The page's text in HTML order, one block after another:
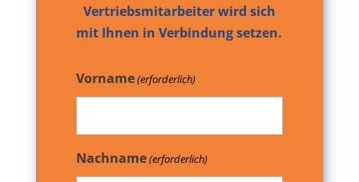
Vertriebsmitarbeiter wird sich
mit Ihnen in Verbindung setzen.
Vorname(erforderlich)
Nachname(erforderlich)